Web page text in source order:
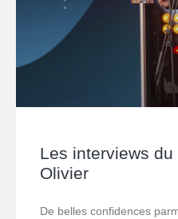
Les interviews
Olivier
De belles confidences